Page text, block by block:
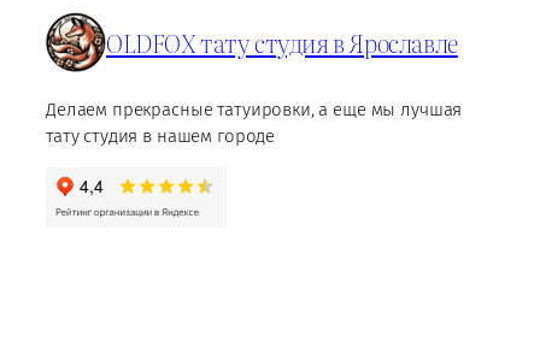
OLDFOX тату студия в Ярославле
Делаем прекрасные татуировки, а еще мы лучшая
тату студия в нашем городе